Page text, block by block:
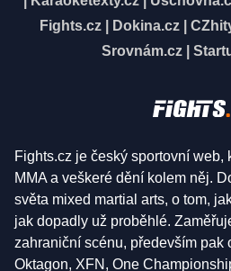
Fights.cz
Dokina.cz
Srovnám.cz
Fights.cz je český sportovní web,
MMA a veškeré dění kolem něj.
světa mixed martial arts, o tom,
jak dopadly už proběhlé.
zahraniční scénu, především pak
Oktagon, XFN, One